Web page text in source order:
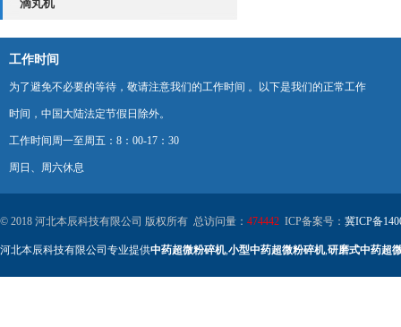
滴丸机
工作时间
为了避免不必要的等待，敬请注意我们的工作时间 。以下是我们的正常工作
时间，中国大陆法定节假日除外。
工作时间周一至周五：8：00-17：30
周日、周六休息
© 2018 河北本辰科技有限公司 版权所有 总访问量： 474442 ICP备案号： 冀ICP备
河北本辰科技有限公司专业提供中药超微粉碎机,小型中药超微粉碎机,研磨式中药超